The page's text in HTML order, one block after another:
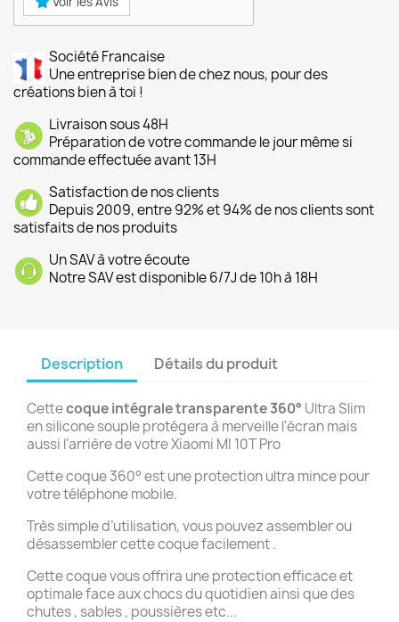
Société Francaise
Une entreprise bien de chez nous, pour des
créations bien à toi !
Livraison sous 48H
Préparation de votre commande le jour même si
commande effectuée avant 13H
Satisfaction de nos clients
Depuis 2009, entre 92% et 94% de nos clients sont
satisfaits de nos produits
Un SAV à votre écoute
Notre SAV est disponible 6/7J de 10h à 18H
Description Détails du produit
Cettecoque intégrale transparente 360° Ultra Slim
en silicone souple protégera à merveille l'écran mais
aussi l'arrière de votre Xiaomi MI 10T Pro
Cette coque 360° est une protection ultra mince pour
votre téléphone mobile.
Très simple d’utilisation, vous pouvez assembler ou
désassembler cette coque facilement .
Cette coque vous offrira une protection efficace et
optimale face aux chocs du quotidien ainsi que des
chutes , sables , poussières etc...